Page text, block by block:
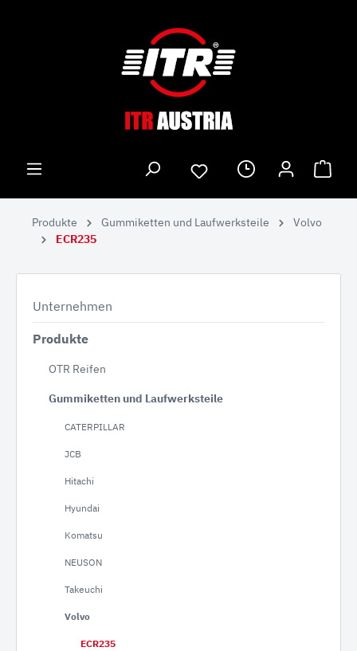
Produkte Gummiketten und Laufwerksteile
Volvo
ECR235
Unternehmen
Produkte
OTR Reifen
Gummiketten und Laufwerksteile
CATERPILLAR
JCB
Hitachi
Hyundai
Komatsu
NEUSON
Takeuchi
Volvo
ECR235